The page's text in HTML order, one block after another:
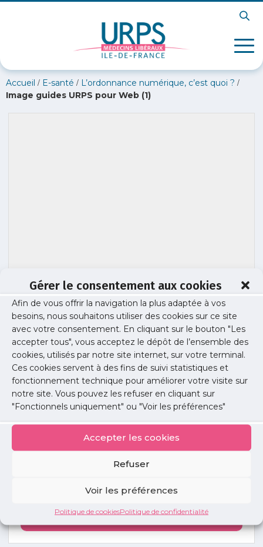
Gérer le consentement aux cookies
Afin de vous offrir la navigation la plus adaptée à vos
besoins, nous souhaitons utiliser des cookies sur ce site
avec votre consentement. En cliquant sur le bouton "Les
accepter tous", vous acceptez le dépôt de l’ensemble des
cookies, utilisés par notre site internet, sur votre terminal.
Ces cookies servent à des fins de suivi statistiques et
fonctionnement technique pour améliorer votre visite sur
notre site. Vous pouvez les refuser en cliquant sur
"Fonctionnels uniquement" ou "Voir les préférences"
Accepter les cookies
Refuser
Voir les préférences
Politique de cookiesPolitique de confidentialité
Accueil / E-santé / L’ordonnance numérique, c’est quoi ? /
Image guides URPS pour Web (1)
Image guides URPS pour Web (1)
Publié le : 6 août 2025
Partager cet article :
annonces